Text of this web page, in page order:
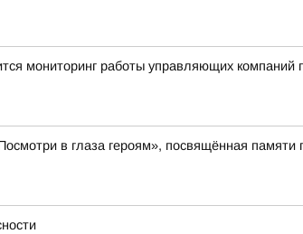
мониторинг работы управляющих компаний
в глаза героям», посвящённая памяти